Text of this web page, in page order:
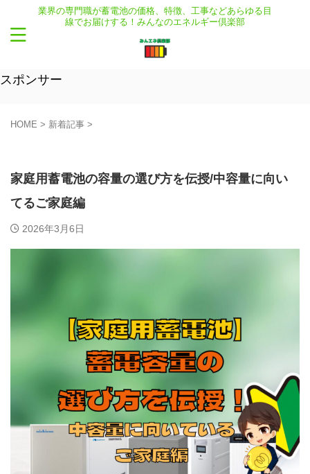
業界の専門職が蓄電池の価格、特徴、工事などあらゆる目
線でお届けする！みんなのエネルギー倶楽部
スポンサー
HOME > 新着記事 >
家庭用蓄電池の容量の選び方を伝授/中容量に向い
てるご家庭編
2026年3月6日